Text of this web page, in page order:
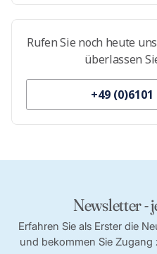
Rufen Sie noch heute
überlassen
+49 (0)6101
Newsletter -
Erfahren Sie als Erster die
und bekommen Sie